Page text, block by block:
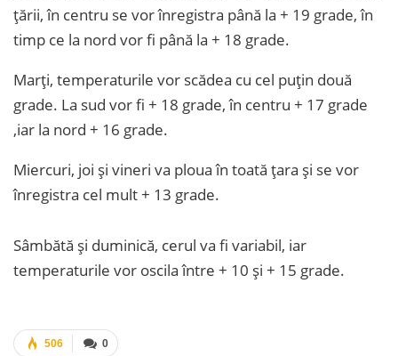
țării, în centru se vor înregistra până la + 19 grade, în
timp ce la nord vor fi până la + 18 grade.
Marți, temperaturile vor scădea cu cel puțin două
grade. La sud vor fi + 18 grade, în centru + 17 grade
,iar la nord + 16 grade.
Miercuri, joi și vineri va ploua în toată țara și se vor
înregistra cel mult + 13 grade.
Sâmbătă și duminică, cerul va fi variabil, iar
temperaturile vor oscila între + 10 și + 15 grade.
0
506